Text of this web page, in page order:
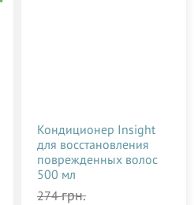
Кондиционер Insight
для восстановления
поврежденных волос
500 мл
274грн.